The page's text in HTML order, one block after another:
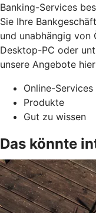
Banking-Services
Sie Ihre
und unabhängig von
Desktop-PC oder
unsere Angebote
Online-Services
Produkte
Gut zu wissen
Das könnte